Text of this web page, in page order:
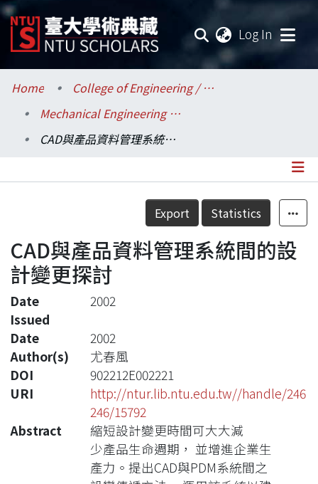
Log In
Communities & Collections
Research Outputs
Statistics
Home
College of Engineering / 工學院
Mechanical Engineering / 機械工程學系
CAD與產品資料管理系統間的設計變更探討
Details
Export Statistics
CAD與產品資料管理系統間的設
計變更探討
Date
Issued
2002
Date
2002
Author(s)
尤春風
DOI
902212E002221
URI
http://ntur.lib.ntu.edu.tw//handle/246
246/15792
Abstract
縮短設計變更時間可大大減
少產品生命週期， 並增進企業生
產力。提出CAD與PDM系統間之